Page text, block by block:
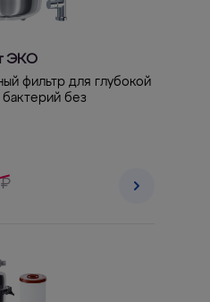
ЭКО
фильтр для глубокой
без